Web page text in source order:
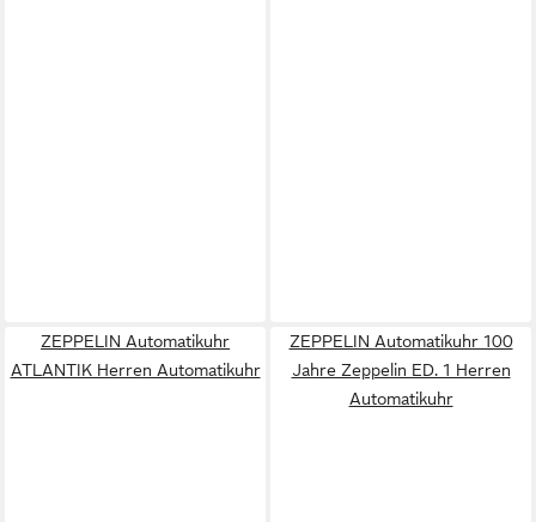
ZEPPELIN Automatikuhr
ATLANTIK Herren Automatikuhr
ZEPPELIN Automatikuhr 100
Jahre Zeppelin ED. 1 Herren
Automatikuhr